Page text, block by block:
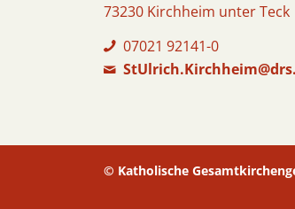
73230 Kirchheim unter Teck
07021 92141-0
© Katholische